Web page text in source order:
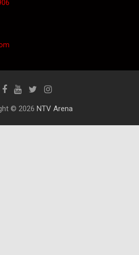
© 2026 NTV Arena